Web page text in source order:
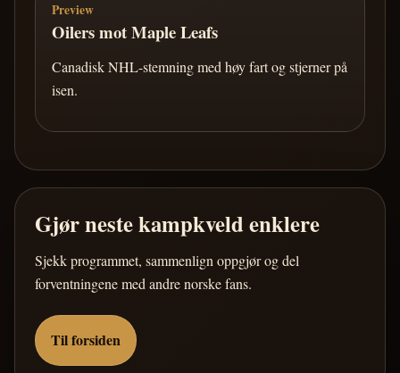
Preview
Oilers mot Maple Leafs
Canadisk NHL-stemning med høy fart og stjerner på
isen.
Gjør neste kampkveld enklere
Sjekk programmet, sammenlign oppgjør og del
forventningene med andre norske fans.
Til forsiden